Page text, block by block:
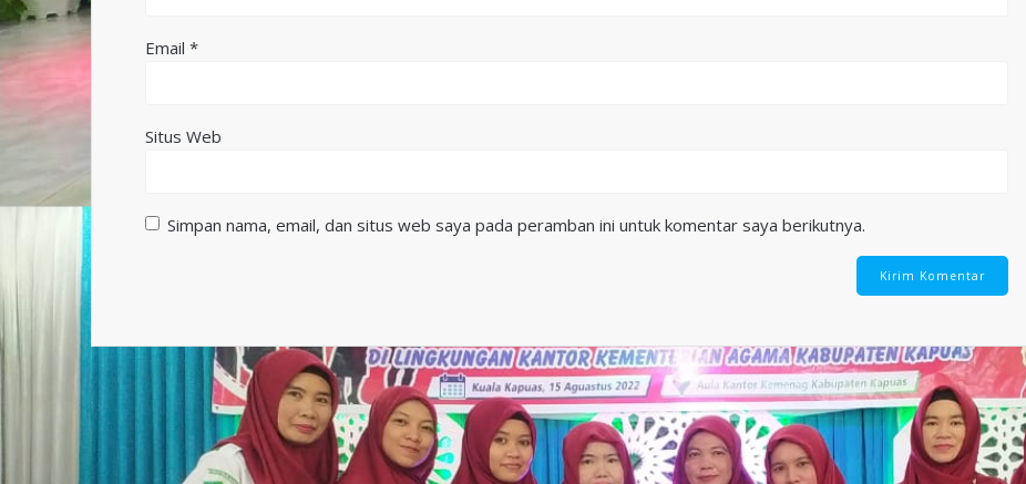
Email*
Situs Web
Simpan nama, email, dan situs web saya pada peramban ini untuk komentar saya berikutnya.